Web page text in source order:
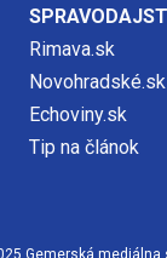
Rimava.sk
Novohradské.sk
Echoviny.sk
Tip na článok